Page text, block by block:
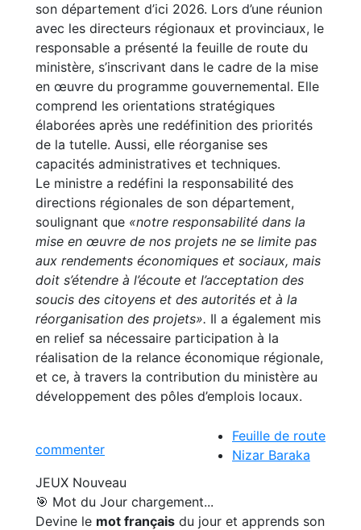
son département d’ici 2026. Lors d’une réunion
avec les directeurs régionaux et provinciaux, le
responsable a présenté la feuille de route du
ministère, s’inscrivant dans le cadre de la mise
en œuvre du programme gouvernemental. Elle
comprend les orientations stratégiques
élaborées après une redéfinition des priorités
de la tutelle. Aussi, elle réorganise ses
capacités administratives et techniques.
Le ministre a redéfini la responsabilité des
directions régionales de son département,
soulignant que «notre responsabilité dans la
mise en œuvre de nos projets ne se limite pas
aux rendements économiques et sociaux, mais
doit s’étendre à l’écoute et l’acceptation des
soucis des citoyens et des autorités et à la
réorganisation des projets». Il a également mis
en relief sa nécessaire participation à la
réalisation de la relance économique régionale,
et ce, à travers la contribution du ministère au
développement des pôles d’emplois locaux.
commenter
Feuille de route
Nizar Baraka
JEUX Nouveau
🎯 Mot du Jour chargement...
Devine le mot français du jour et apprends son